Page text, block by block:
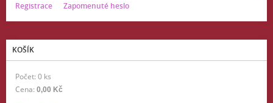
Registrace Zapomenuté heslo
KOŠÍK
Počet: 0 ks
Cena: 0,00 Kč